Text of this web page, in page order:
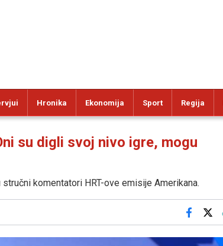
Hronika Ekonomija Sport Regija
su digli svoj nivo igre, mogu
komentatori HRT-ove emisije Amerikana.
Facebook